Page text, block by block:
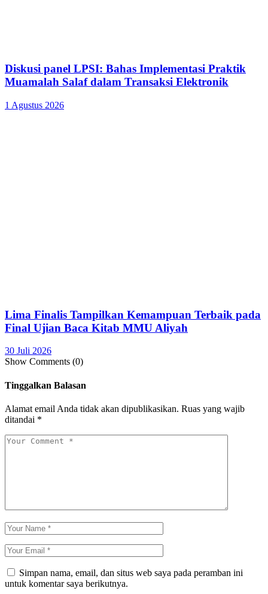
Diskusi panel LPSI: Bahas Implementasi Praktik
Muamalah Salaf dalam Transaksi Elektronik
1 Agustus 2026
Lima Finalis Tampilkan Kemampuan Terbaik pada
Final Ujian Baca Kitab MMU Aliyah
30 Juli 2026
Show Comments (0)
Tinggalkan Balasan
Alamat email Anda tidak akan dipublikasikan. Ruas yang wajib
ditandai *
Simpan nama, email, dan situs web saya pada peramban ini
untuk komentar saya berikutnya.